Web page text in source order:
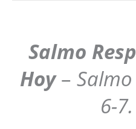
Salmo
Hoy –
6-